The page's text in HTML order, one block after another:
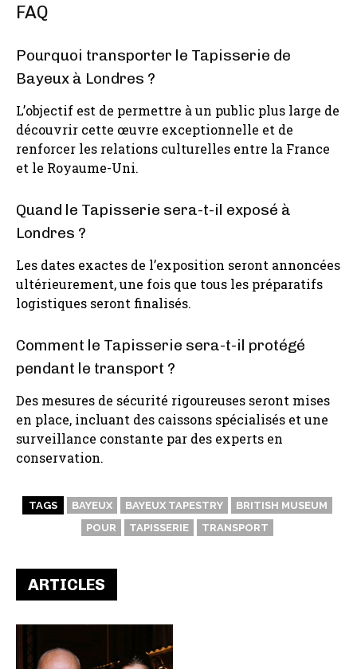
FAQ
Pourquoi transporter le Tapisserie de
Bayeux à Londres ?
L’objectif est de permettre à un public plus large de
découvrir cette œuvre exceptionnelle et de
renforcer les relations culturelles entre la France
et le Royaume-Uni.
Quand le Tapisserie sera-t-il exposé à
Londres ?
Les dates exactes de l’exposition seront annoncées
ultérieurement, une fois que tous les préparatifs
logistiques seront finalisés.
Comment le Tapisserie sera-t-il protégé
pendant le transport ?
Des mesures de sécurité rigoureuses seront mises
en place, incluant des caissons spécialisés et une
surveillance constante par des experts en
conservation.
TAGS BAYEUX BAYEUX TAPESTRY
BRITISH MUSEUM
POUR
TAPISSERIE TRANSPORT
ARTICLES